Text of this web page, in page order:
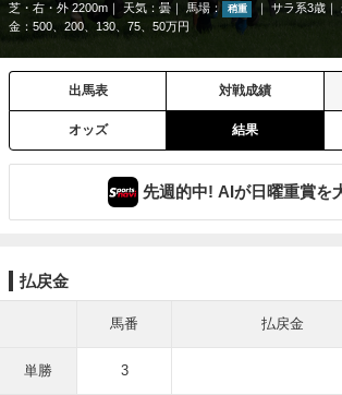
芝・右・外 2200m 天気： 曇 馬場： 稍重 サラ系3歳
金：500、200、130、75、50万円
出馬表 対戦成績
オッズ 結果
先週的中! AIが日曜重賞を
払戻金
馬番 払戻金
単勝 3